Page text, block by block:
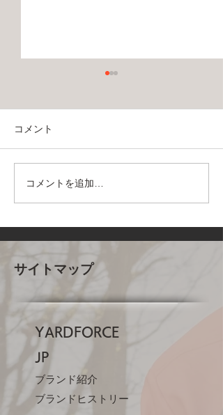
コメント
コメントを追加…
サイトマップ
YARDFORCE
JP​
ブランド紹介
ブランドヒストリー